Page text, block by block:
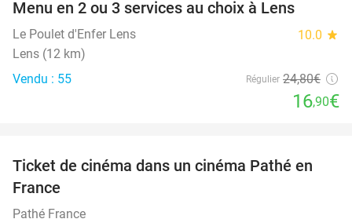
Menu en 2 ou 3 services au choix à Lens
Le Poulet d'Enfer Lens 10.0 star
Lens (12 km)
Vendu : 55
Régulier 24,80€
16,90€
40%
Ticket de cinéma dans un cinéma Pathé en
France
Pathé France